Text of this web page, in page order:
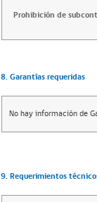
Prohibición de
8. Garantías requeridas
No hay información de
9. Requerimientos